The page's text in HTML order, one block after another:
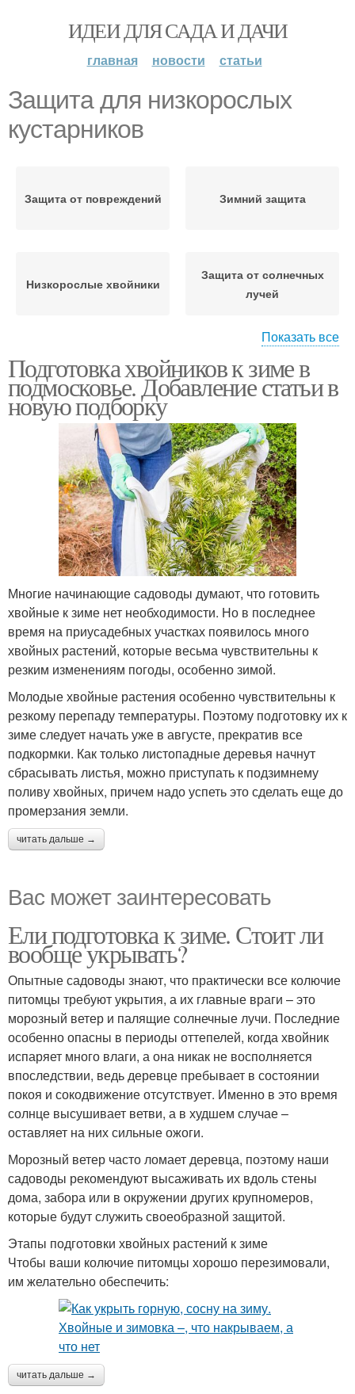
ИДЕИ ДЛЯ САДА И ДАЧИ
главная новости статьи
Защита для низкорослых
кустарников
Защита от повреждений Зимний защита
Низкорослые хвойники
Защита от солнечных
лучей
Зимняя защита
Показать все
Подготовка хвойников к зиме в
подмосковье. Добавление статьи в
новую подборку
Многие начинающие садоводы думают, что готовить
хвойные к зиме нет необходимости. Но в последнее
время на приусадебных участках появилось много
хвойных растений, которые весьма чувствительны к
резким изменениям погоды, особенно зимой.
Молодые хвойные растения особенно чувствительны к
резкому перепаду температуры. Поэтому подготовку их к
зиме следует начать уже в августе, прекратив все
подкормки. Как только листопадные деревья начнут
сбрасывать листья, можно приступать к подзимнему
поливу хвойных, причем надо успеть это сделать еще до
промерзания земли.
читать дальше →
Вас может заинтересовать
Ели подготовка к зиме. Стоит ли
вообще укрывать?
Опытные садоводы знают, что практически все колючие
питомцы требуют укрытия, а их главные враги – это
морозный ветер и палящие солнечные лучи. Последние
особенно опасны в периоды оттепелей, когда хвойник
испаряет много влаги, а она никак не восполняется
впоследствии, ведь деревце пребывает в состоянии
покоя и сокодвижение отсутствует. Именно в это время
солнце высушивает ветви, а в худшем случае –
оставляет на них сильные ожоги.
Морозный ветер часто ломает деревца, поэтому наши
садоводы рекомендуют высаживать их вдоль стены
дома, забора или в окружении других крупномеров,
которые будут служить своеобразной защитой.
Этапы подготовки хвойных растений к зиме
Чтобы ваши колючие питомцы хорошо перезимовали,
им желательно обеспечить:
читать дальше →